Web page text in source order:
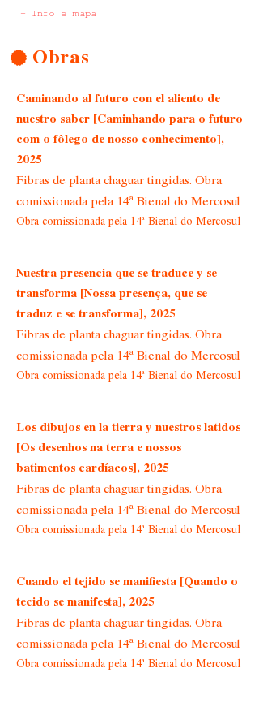
+ Info e mapa
Obras
Caminando al futuro con el aliento de
nuestro saber [Caminhando para o futuro
com o fôlego de nosso conhecimento],
2025
Fibras de planta chaguar tingidas. Obra
comissionada pela 14ª Bienal do Mercosul
Obra comissionada pela 14ª Bienal do Mercosul
Nuestra presencia que se traduce y se
transforma [Nossa presença, que se
traduz e se transforma], 2025
Fibras de planta chaguar tingidas. Obra
comissionada pela 14ª Bienal do Mercosul
Obra comissionada pela 14ª Bienal do Mercosul
Los dibujos en la tierra y nuestros latidos
[Os desenhos na terra e nossos
batimentos cardíacos], 2025
Fibras de planta chaguar tingidas. Obra
comissionada pela 14ª Bienal do Mercosul
Obra comissionada pela 14ª Bienal do Mercosul
Cuando el tejido se manifiesta [Quando o
tecido se manifesta], 2025
Fibras de planta chaguar tingidas. Obra
comissionada pela 14ª Bienal do Mercosul
Obra comissionada pela 14ª Bienal do Mercosul